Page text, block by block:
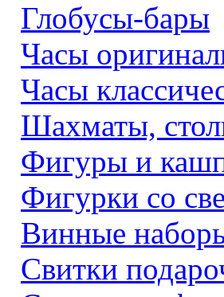
Глобусы-бары
Часы
Часы
Шахматы,
Фигуры и
Фигурки со
Винные
Свитки